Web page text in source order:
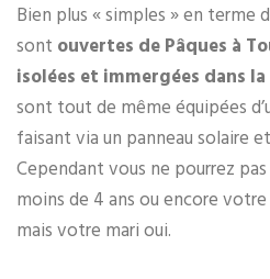
Bien plus « simples » en terme
sont ouvertes de Pâques à
isolées et immergées dans
sont tout de même équipées
faisant via un panneau solaire
Cependant vous ne pourrez
moins de 4 ans ou encore
mais votre mari oui.